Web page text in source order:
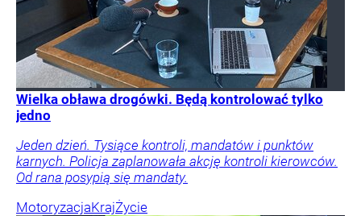
Wielka obława drogówki. Będą kontrolować tylko
jedno
Jeden dzień. Tysiące kontroli, mandatów i punktów
karnych. Policja zaplanowała akcję kontroli kierowców.
Od rana posypią się mandaty.
MotoryzacjaKrajŻycie